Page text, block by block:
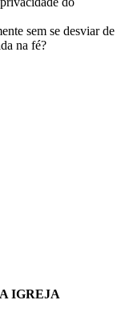
sem se desviar de
na fé?
IGREJA